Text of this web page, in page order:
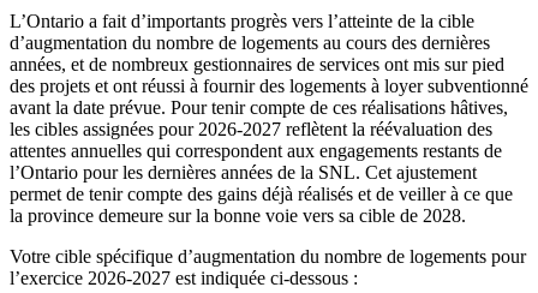
L’Ontario a fait d’importants progrès vers l’atteinte de la cible
d’augmentation du nombre de logements au cours des dernières
années, et de nombreux gestionnaires de services ont mis sur pied
des projets et ont réussi à fournir des logements à loyer subventionné
avant la date prévue. Pour tenir compte de ces réalisations hâtives,
les cibles assignées pour 2026-2027 reflètent la réévaluation des
attentes annuelles qui correspondent aux engagements restants de
l’Ontario pour les dernières années de la SNL. Cet ajustement
permet de tenir compte des gains déjà réalisés et de veiller à ce que
la province demeure sur la bonne voie vers sa cible de 2028.
Votre cible spécifique d’augmentation du nombre de logements pour
l’exercice 2026-2027 est indiquée ci-dessous :